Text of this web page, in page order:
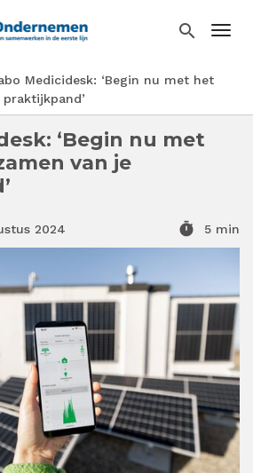
search
Medicidesk: ‘Begin nu met het
‘Begin nu met
van je
2024 timer 5 min